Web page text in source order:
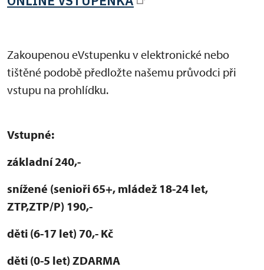
Zakoupenou eVstupenku v elektronické nebo
tištěné podobě předložte našemu průvodci při
vstupu na prohlídku.
Vstupné:
základní 240,-
snížené (senioři 65+, mládež 18-24 let,
ZTP,ZTP/P) 190,-
děti (6-17 let) 70,- Kč
děti (0-5 let) ZDARMA